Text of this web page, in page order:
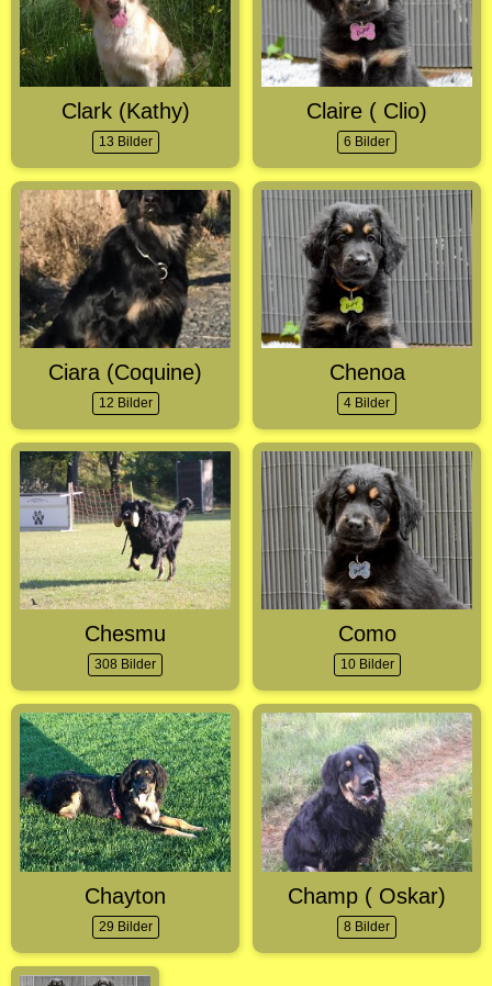
Clark (Kathy)
13 Bilder
Claire ( Clio)
6 Bilder
Ciara (Coquine)
12 Bilder
Chenoa
4 Bilder
Chesmu
308 Bilder
Como
10 Bilder
Chayton
29 Bilder
Champ ( Oskar)
8 Bilder